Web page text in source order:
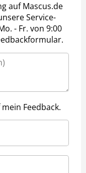
auf Mascus.de
Service-
- Fr. von 9:00
Feedback.